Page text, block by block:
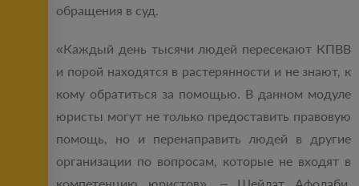
обращения в суд.
«Каждый день тысячи людей пересекают КПВВ
и порой находятся в растерянности и не знают, к
кому обратиться за помощью. В данном модуле
юристы могут не только предоставить правовую
помощь, но и перенаправить людей в другие
организации по вопросам, которые не входят в